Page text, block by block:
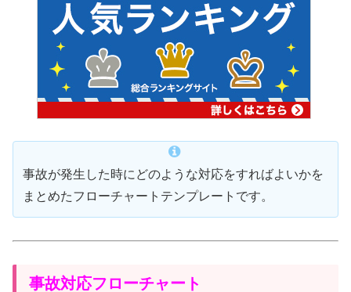
事故が発生した時にどのような対応をすればよいかを
まとめたフローチャートテンプレートです。
事故対応フローチャート